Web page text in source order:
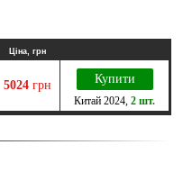
Ціна, грн
5024 грн Купити
Китай 2024 2 шт.